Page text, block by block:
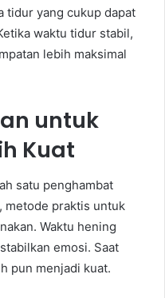
tidur yang cukup dapat
waktu tidur stabil,
lebih maksimal
untuk
Kuat
satu penghambat
metode praktis untuk
Waktu hening
emosi. Saat
pun menjadi kuat.